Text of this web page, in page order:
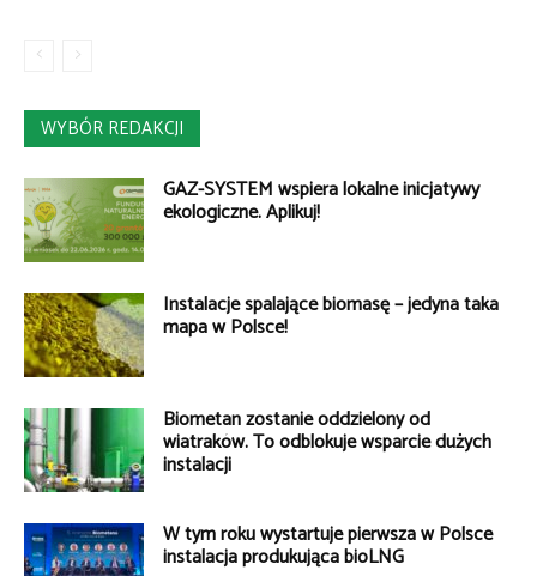
WYBÓR REDAKCJI
GAZ-SYSTEM wspiera lokalne inicjatywy
ekologiczne. Aplikuj!
Instalacje spalające biomasę – jedyna taka
mapa w Polsce!
Biometan zostanie oddzielony od
wiatraków. To odblokuje wsparcie dużych
instalacji
W tym roku wystartuje pierwsza w Polsce
instalacja produkująca bioLNG